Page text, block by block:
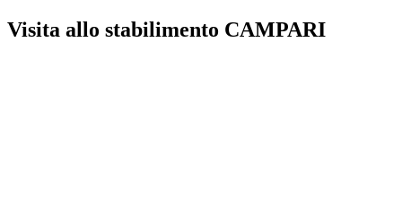
Visita allo stabilimento CAMPARI